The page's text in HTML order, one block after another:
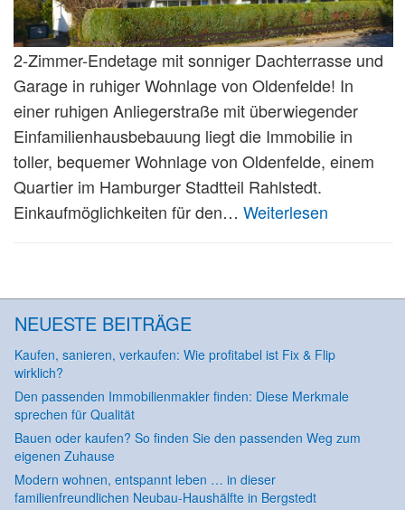
2-Zimmer-Endetage mit sonniger Dachterrasse und
Garage in ruhiger Wohnlage von Oldenfelde! In
einer ruhigen Anliegerstraße mit überwiegender
Einfamilienhausbebauung liegt die Immobilie in
toller, bequemer Wohnlage von Oldenfelde, einem
Quartier im Hamburger Stadtteil Rahlstedt.
Einkaufmöglichkeiten für den… Weiterlesen
NEUESTE BEITRÄGE
Kaufen, sanieren, verkaufen: Wie profitabel ist Fix & Flip
wirklich?
Den passenden Immobilienmakler finden: Diese Merkmale
sprechen für Qualität
Bauen oder kaufen? So finden Sie den passenden Weg zum
eigenen Zuhause
Modern wohnen, entspannt leben … in dieser
familienfreundlichen Neubau-Haushälfte in Bergstedt